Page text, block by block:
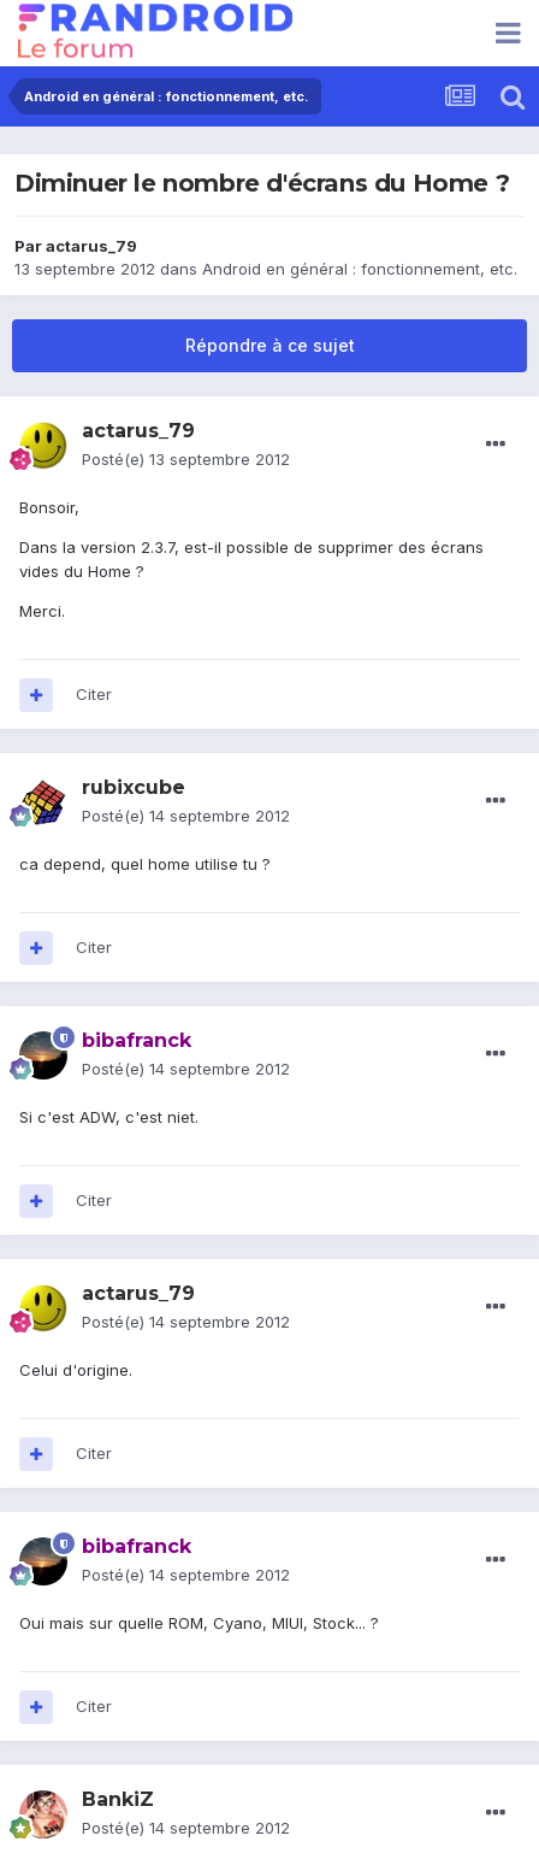
Android en général : fonctionnement, etc.
Diminuer le nombre d'écrans du Home ?
Paractarus_79
13 septembre 2012 dans Android en général : fonctionnement, etc.
Répondre à ce sujet
actarus_79
Posté(e) 13 septembre 2012
Bonsoir,
Dans la version 2.3.7, est-il possible de supprimer des écrans
vides du Home ?
Merci.
Citer
rubixcube
Posté(e) 14 septembre 2012
ca depend, quel home utilise tu ?
Citer
bibafranck
Posté(e) 14 septembre 2012
Si c'est ADW, c'est niet.
Citer
actarus_79
Posté(e) 14 septembre 2012
Celui d'origine.
Citer
bibafranck
Posté(e) 14 septembre 2012
Oui mais sur quelle ROM, Cyano, MIUI, Stock... ?
Citer
BankiZ
Posté(e) 14 septembre 2012